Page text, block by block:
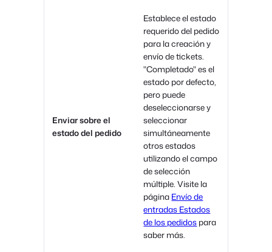
Enviar sobre el
estado del pedido
Establece el estado
requerido del pedido
para la creación y
envío de tickets.
"Completado" es el
estado por defecto,
pero puede
deseleccionarse y
seleccionar
simultáneamente
otros estados
utilizando el campo
de selección
múltiple. Visite la
página Envío de
entradas Estados
de los pedidos para
saber más.